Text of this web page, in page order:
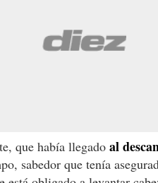
que había llegado al
sabedor que tenía